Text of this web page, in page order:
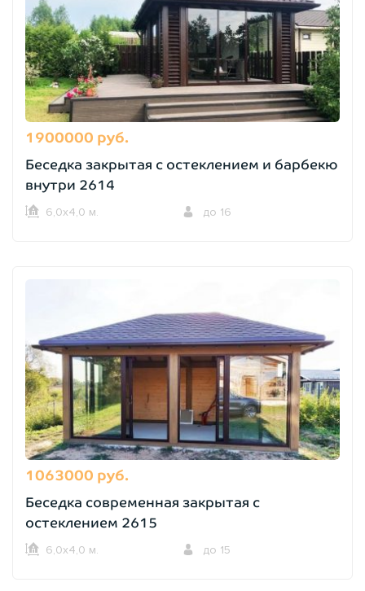
1900000 руб.
Беседка закрытая с остеклением и барбекю
внутри 2614
6,0х4,0 м. до 16
1063000 руб.
Беседка современная закрытая с
остеклением 2615
6,0х4,0 м. до 15